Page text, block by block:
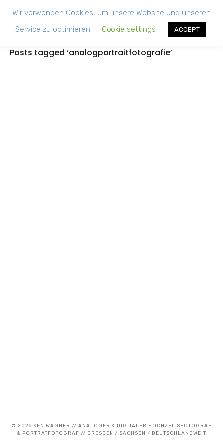
Posts tagged ‘analogportraitfotografie’
© 2026 KEN WAGNER // ANALOGER & DIGITALER HOCHZEITSFOTOGRAF
& PORTRÄTFOTOGRAF // DRESDEN / SACHSEN / DEUTSCHLANDWEIT
Wir verwenden Cookies, um unsere Website und unseren
Service zu optimieren.
Cookie settings ACCEPT